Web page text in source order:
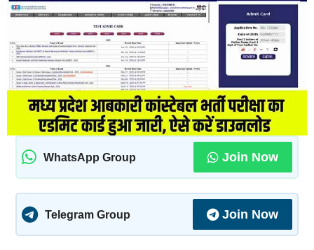
WhatsApp Group Join Now
Telegram Group Join Now